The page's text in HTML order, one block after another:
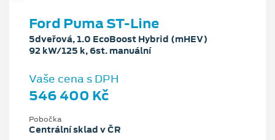
Ford Puma ST-Line
5dveřová, 1.0 EcoBoost Hybrid (mHEV)
92 kW/125 k, 6st. manuální
Vaše cena s DPH
546 400 Kč
Pobočka
Centrální sklad v ČR